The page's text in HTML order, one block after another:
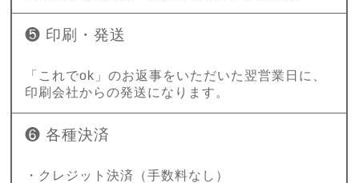
❺ 印刷・発送
「これでok」のお返事をいただいた翌営業日に、
印刷会社からの発送になります。
❻ 各種決済
・クレジット決済（手数料なし）